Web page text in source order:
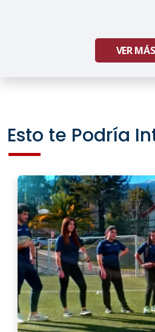
VER MÁS
Esto te Podría